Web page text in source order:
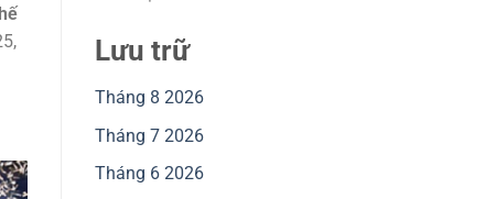
Lưu trữ
Tháng 8 2026
Tháng 7 2026
Tháng 6 2026